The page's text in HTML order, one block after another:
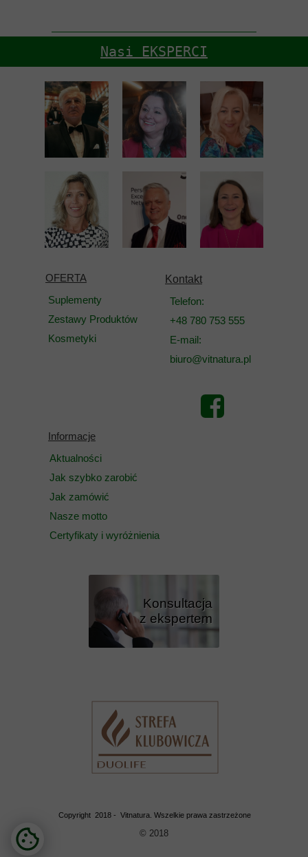
Przycisk
Nasi EKSPERCI
OFERTA
Suplementy
Zestawy Produktów
Kosmetyki
Informacje
Aktualności
Jak szybko zarobić
Jak zamówić
Nasze motto
Certyfikaty i wyróżnienia
Kontakt
Telefon:
+48 780 753 555
E-mail:
biuro@vitnatura.pl
Konsultacja
z ekspertem
Copyright 2018 - Vitnatura. Wszelkie prawa zastrzeżone
© 2018